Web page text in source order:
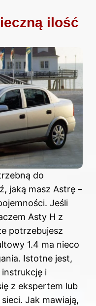
ilość
do
jaką masz Astrę –
Jeśli
Asty H z
potrzebujesz
1.4 ma nieco
Istotne jest,
i
z ekspertem lub
Jak mawiają,